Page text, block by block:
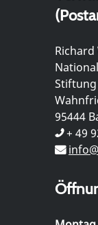
Stiftung
95444
+ 49